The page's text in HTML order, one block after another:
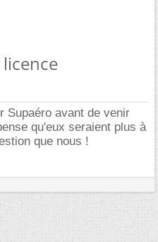
licence
Supaéro avant de venir
qu'eux seraient plus à
que nous !